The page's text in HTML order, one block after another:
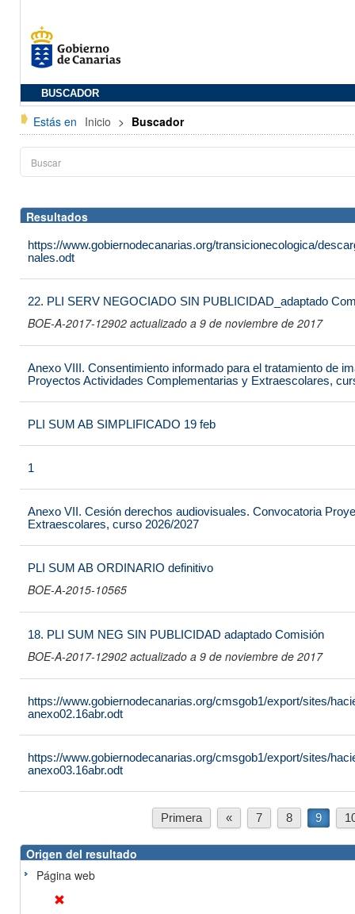
BUSCADOR
Estás en Inicio > Buscador
Resultados
https://www.gobiernodecanarias.org/transicionecologica/
nales.odt
22. PLI SERV NEGOCIADO SIN PUBLICIDAD_adaptado
BOE-A-2017-12902 actualizado a 9 de noviembre de 2017
Anexo VIII. Consentimiento informado para el tratamiento de
Proyectos Actividades Complementarias y Extraescolares,
PLI SUM AB SIMPLIFICADO 19 feb
1
Anexo VII. Cesión derechos audiovisuales. Convocatoria
Extraescolares, curso 2026/2027
PLI SUM AB ORDINARIO definitivo
BOE-A-2015-10565
18. PLI SUM NEG SIN PUBLICIDAD adaptado Comisión
BOE-A-2017-12902 actualizado a 9 de noviembre de 2017
https://www.gobiernodecanarias.org/cmsgob1/export/sites/
anexo02.16abr.odt
https://www.gobiernodecanarias.org/cmsgob1/export/sites/
anexo03.16abr.odt
Primera « 7 8 9
Origen del resultado
Página web